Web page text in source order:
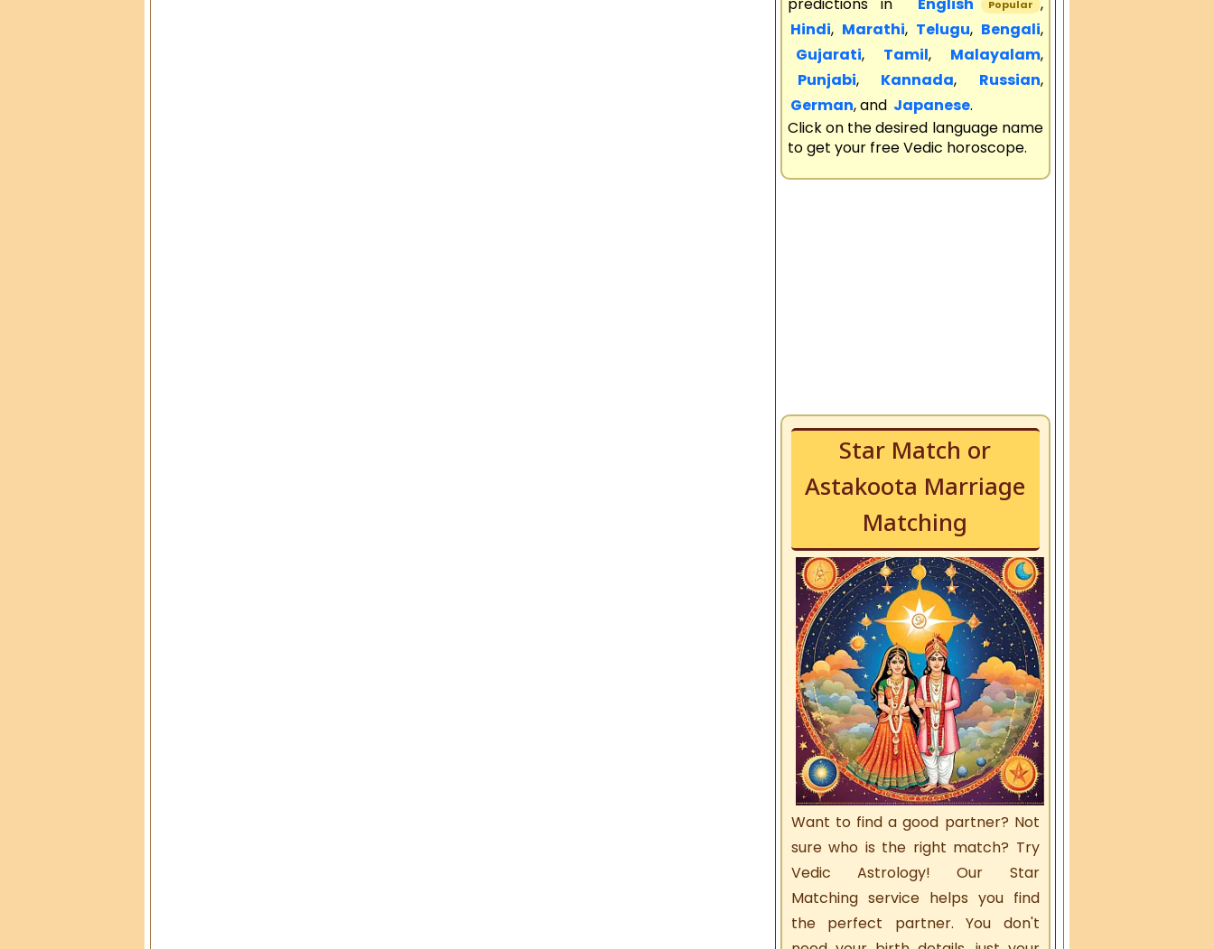
Popular
Hindi, Marathi, Telugu, Bengali,
Gujarati, Tamil, Malayalam,
Punjabi, Kannada, Russian,
German, and Japanese.
Click on the desired language name
to get your free Vedic horoscope.
Star Match or
Astakoota Marriage
Matching
Want to find a good partner? Not
sure who is the right match? Try
Vedic Astrology! Our Star
Matching service helps you find
the perfect partner. You don't